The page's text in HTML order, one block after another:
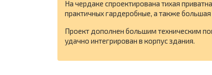
На чердаке спроектирована тихая
практичных гардеробные, а также
Проект дополнен большим техническим
удачно интегрирован в корпус здания.